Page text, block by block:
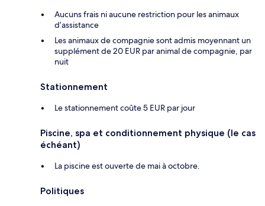
Aucuns frais ni aucune restriction pour les animaux
d’assistance
Les animaux de compagnie sont admis moyennant un
supplément de 20 EUR par animal de compagnie, par
nuit
Stationnement
Le stationnement coûte 5 EUR par jour
Piscine, spa et conditionnement physique (le cas
échéant)
La piscine est ouverte de mai à octobre.
Politiques